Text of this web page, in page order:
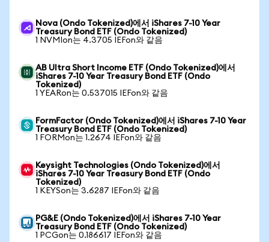
Nova (Ondo Tokenized)에서 iShares 7-10 Year
Treasury Bond ETF (Ondo Tokenized)
1 NVMIon는 4.3705 IEFon와 같음
AB Ultra Short Income ETF (Ondo Tokenized)에서
iShares 7-10 Year Treasury Bond ETF (Ondo
Tokenized)
1 YEARon는 0.537015 IEFon와 같음
FormFactor (Ondo Tokenized)에서 iShares 7-10 Year
Treasury Bond ETF (Ondo Tokenized)
1 FORMon는 1.2674 IEFon와 같음
Keysight Technologies (Ondo Tokenized)에서
iShares 7-10 Year Treasury Bond ETF (Ondo
Tokenized)
1 KEYSon는 3.6287 IEFon와 같음
PG&E (Ondo Tokenized)에서 iShares 7-10 Year
Treasury Bond ETF (Ondo Tokenized)
1 PCGon는 0.186617 IEFon와 같음